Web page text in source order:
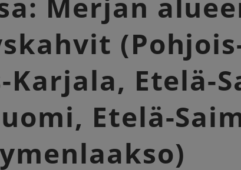
Karjala, Etelä-
Etelä-